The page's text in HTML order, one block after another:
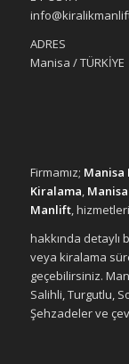
ADRES
Manisa / TÜRKİYE
Firmamız;
Kiralama,
Manlift,
hakkında detaylı
veya kiralama
geçebilirsiniz.
Salihli, Turgutlu,
Şehzadeler ve